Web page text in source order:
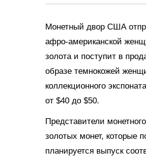
Монетный двор США
афро-американской
золота и поступит в
образе темнокожей
коллекционного
от $40 до $50.
Представители
золотых монет, которые
планируется выпуск